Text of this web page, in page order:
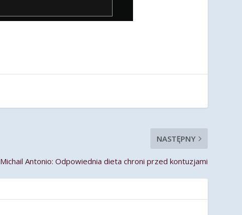
NASTĘPNY
Michail Antonio: Odpowiednia dieta chroni przed kontuzjami